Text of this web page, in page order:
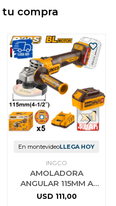
compra
En montevideoLLEGA HOY
INGCO
AMOLADORA
ANGULAR 115MM A
BATERIA P20S 20V
USD 111,00